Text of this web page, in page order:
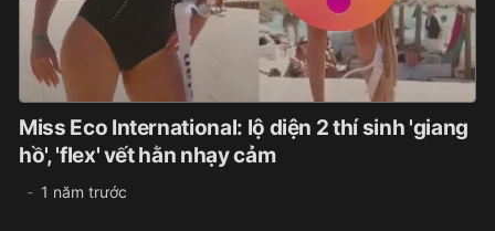
Miss Eco International: lộ diện 2 thí sinh 'giang
hồ', 'flex' vết hằn nhạy cảm
1 năm trước